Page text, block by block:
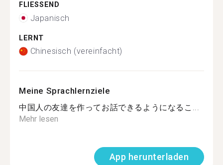
FLIESSEND
Japanisch
LERNT
Chinesisch (vereinfacht)
Meine Sprachlernziele
中国人の友達を作ってお話できるようになるこ...
Mehr lesen
App herunterladen